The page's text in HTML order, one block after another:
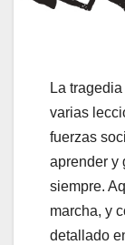
La
varias
fuerzas
aprender y
siempre.
marcha, y
detallado